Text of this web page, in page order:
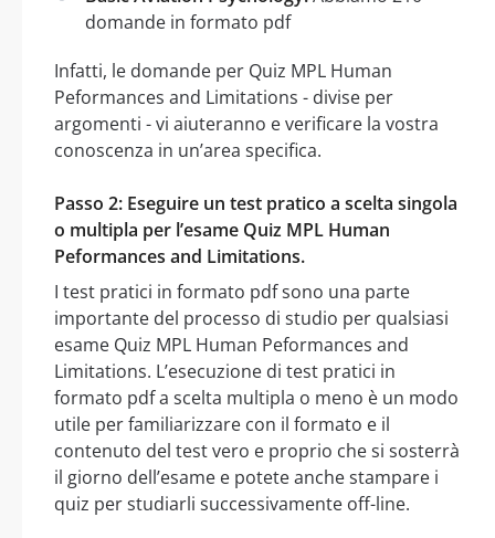
domande in formato pdf
Infatti, le domande per Quiz MPL Human
Peformances and Limitations - divise per
argomenti - vi aiuteranno e verificare la vostra
conoscenza in un’area specifica.
Passo 2: Eseguire un test pratico a scelta singola
o multipla per l’esame Quiz MPL Human
Peformances and Limitations.
I test pratici in formato pdf sono una parte
importante del processo di studio per qualsiasi
esame Quiz MPL Human Peformances and
Limitations. L’esecuzione di test pratici in
formato pdf a scelta multipla o meno è un modo
utile per familiarizzare con il formato e il
contenuto del test vero e proprio che si sosterrà
il giorno dell’esame e potete anche stampare i
quiz per studiarli successivamente off-line.